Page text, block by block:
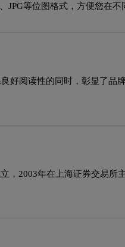
等位图格式，方便您在不
阅读性的同时，彰显了品
2003年在上海证券交易所